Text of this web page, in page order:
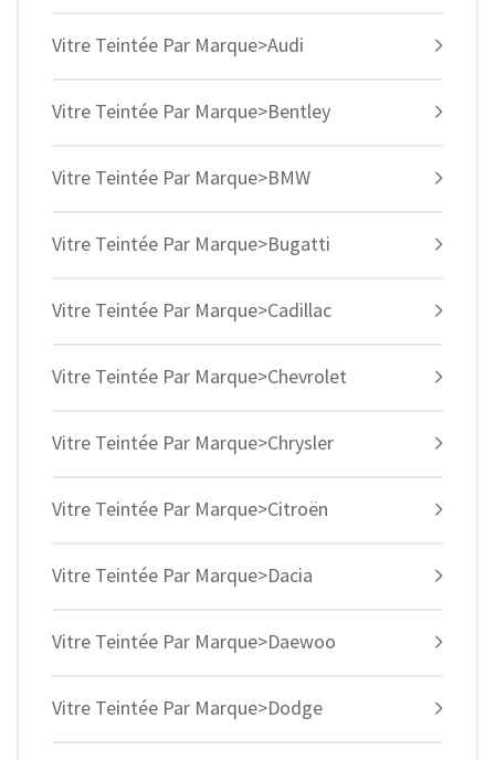
Vitre Teintée Par Marque>Audi
Vitre Teintée Par Marque>Bentley
Vitre Teintée Par Marque>BMW
Vitre Teintée Par Marque>Bugatti
Vitre Teintée Par Marque>Cadillac
Vitre Teintée Par Marque>Chevrolet
Vitre Teintée Par Marque>Chrysler
Vitre Teintée Par Marque>Citroën
Vitre Teintée Par Marque>Dacia
Vitre Teintée Par Marque>Daewoo
Vitre Teintée Par Marque>Dodge